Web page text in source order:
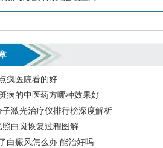
疯医院看的好
病的中医药方哪种效果好
子激光治疗仪排行榜深度解析
照白斑恢复过程图解
白癜风怎么办 能治好吗